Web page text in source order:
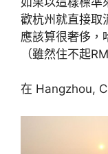
歡杭州就直接取
應該算很奢侈，
（雖然住不起
在 Hangzhou,